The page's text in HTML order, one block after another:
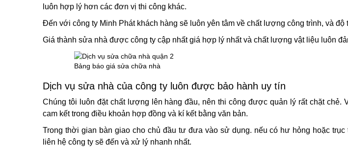
luôn hợp lý hơn các đơn vị thi công khác.
Đến với công ty Minh Phát khách hàng sẽ luôn yên tâm về chất lượng công trình, và độ
Giá thành sửa nhà được công ty cập nhất giá hợp lý nhất và chất lượng vật liệu luôn
Bảng báo giá sửa chữa nhà
Dịch vụ sửa nhà của công ty luôn được bảo hành uy tín
Chúng tôi luôn đặt chất lượng lên hàng đầu, nên thi công được quản lý rất chặt chẻ.
cam kết trong điều khoản hợp đồng và kí kết bằng văn bản.
Trong thời gian bàn giao cho chủ đầu tư đưa vào sử dụng. nếu có hư hỏng hoặc trục
liên hệ công ty sẽ đến và xử lý nhanh nhất.